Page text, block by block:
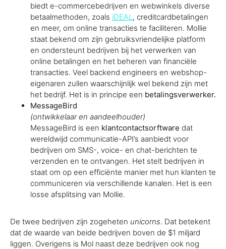
biedt e-commercebedrijven en webwinkels diverse
betaalmethoden, zoals iDEAL , creditcardbetalingen
en meer, om online transacties te faciliteren. Mollie
staat bekend om zijn gebruiksvriendelijke platform
en ondersteunt bedrijven bij het verwerken van
online betalingen en het beheren van financiële
transacties. Veel backend engineers en webshop-
eigenaren zullen waarschijnlijk wel bekend zijn met
het bedrijf. Het is in principe een betalingsverwerker.
MessageBird
(ontwikkelaar en aandeelhouder)
MessageBird is een klantcontactsorftware dat
wereldwijd communicatie-API’s aanbiedt voor
bedrijven om SMS-, voice- en chat-berichten te
verzenden en te ontvangen. Het stelt bedrijven in
staat om op een efficiënte manier met hun klanten te
communiceren via verschillende kanalen. Het is een
losse afsplitsing van Mollie.
De twee bedrijven zijn zogeheten unicorns. Dat betekent
dat de waarde van beide bedrijven boven de $1 miljard
liggen. Overigens is Mol naast deze bedrijven ook nog